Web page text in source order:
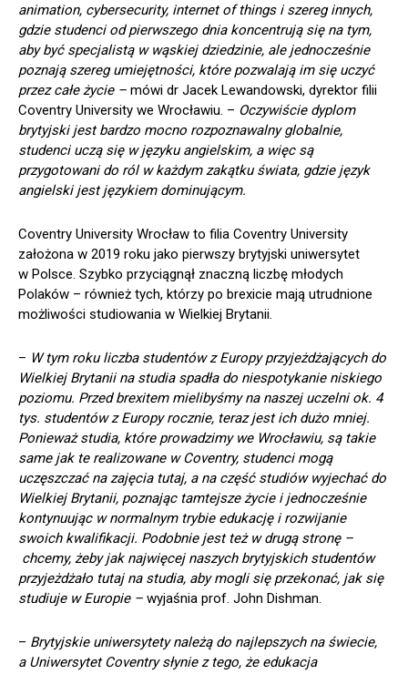
animation, cybersecurity, internet of things i szereg innych,
gdzie studenci od pierwszego dnia koncentrują się na tym,
aby być specjalistą w wąskiej dziedzinie, ale jednocześnie
poznają szereg umiejętności, które pozwalają im się uczyć
przez całe życie – mówi dr Jacek Lewandowski, dyrektor filii
Coventry University we Wrocławiu. – Oczywiście dyplom
brytyjski jest bardzo mocno rozpoznawalny globalnie,
studenci uczą się w języku angielskim, a więc są
przygotowani do ról w każdym zakątku świata, gdzie język
angielski jest językiem dominującym.
Coventry University Wrocław to filia Coventry University
założona w 2019 roku jako pierwszy brytyjski uniwersytet
w Polsce. Szybko przyciągnął znaczną liczbę młodych
Polaków – również tych, którzy po brexicie mają utrudnione
możliwości studiowania w Wielkiej Brytanii.
– W tym roku liczba studentów z Europy przyjeżdżających do
Wielkiej Brytanii na studia spadła do niespotykanie niskiego
poziomu. Przed brexitem mielibyśmy na naszej uczelni ok. 4
tys. studentów z Europy rocznie, teraz jest ich dużo mniej.
Ponieważ studia, które prowadzimy we Wrocławiu, są takie
same jak te realizowane w Coventry, studenci mogą
uczęszczać na zajęcia tutaj, a na część studiów wyjechać do
Wielkiej Brytanii, poznając tamtejsze życie i jednocześnie
kontynuując w normalnym trybie edukację i rozwijanie
swoich kwalifikacji. Podobnie jest też w drugą stronę –
chcemy, żeby jak najwięcej naszych brytyjskich studentów
przyjeżdżało tutaj na studia, aby moglisięprzekonać, jak się
studiuje w Europie – wyjaśnia prof. John Dishman.
– Brytyjskie uniwersytety należą do najlepszych na świecie,
a Uniwersytet Coventry słynie z tego, że edukacja